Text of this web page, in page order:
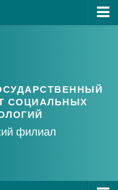
СОЦИАЛЬНЫХ
филиал